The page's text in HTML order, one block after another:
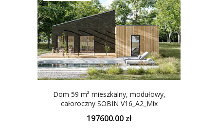
Dom 59 m² mieszkalny, modułowy,
całoroczny SOBIN V16_A2_Mix
197600.00 zł